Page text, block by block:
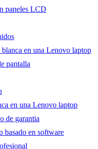
paneles LCD
en una Lenovo laptop
pantalla
en una Lenovo laptop
de garantia
basado en software